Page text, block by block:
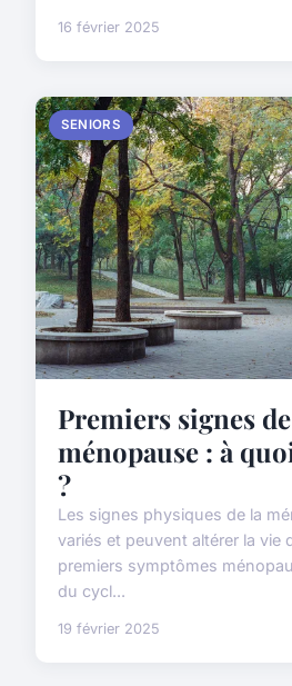
16 février 2025
SENIORS
Premiers signes
ménopause : à
?
Les signes physiques de la
variés et peuvent altérer la vie
premiers symptômes
du cycl...
19 février 2025